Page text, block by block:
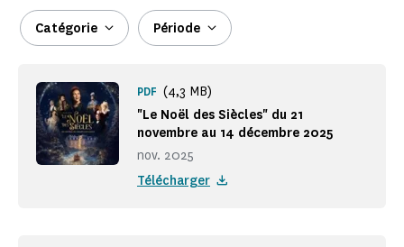
Catégorie Période
"Le Noël des Siècles" du 21
novembre au 14 décembre 2025
nov. 2025
PDF (4,3 MB)
Télécharger